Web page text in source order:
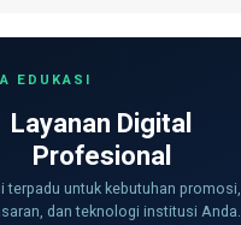
EDUKASI
Layanan Digital
Profesional
terpadu untuk kebutuhan promosi,
dan teknologi institusi Anda.